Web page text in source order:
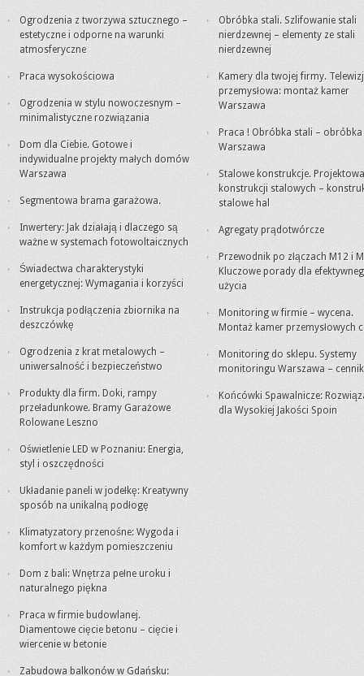
Ogrodzenia z tworzywa sztucznego –
estetyczne i odporne na warunki
atmosferyczne
Praca wysokościowa
Ogrodzenia w stylu nowoczesnym –
minimalistyczne rozwiązania
Dom dla Ciebie. Gotowe i
indywidualne projekty małych domów
Warszawa
Segmentowa brama garażowa.
Inwertery: Jak działają i dlaczego są
ważne w systemach fotowoltaicznych
Świadectwa charakterystyki
energetycznej: Wymagania i korzyści
Instrukcja podłączenia zbiornika na
deszczówkę
Ogrodzenia z krat metalowych –
uniwersalność i bezpieczeństwo
Produkty dla firm. Doki, rampy
przeładunkowe. Bramy Garażowe
Rolowane Leszno
Oświetlenie LED w Poznaniu: Energia,
styl i oszczędności
Układanie paneli w jodełkę: Kreatywny
sposób na unikalną podłogę
Klimatyzatory przenośne: Wygoda i
komfort w każdym pomieszczeniu
Dom z bali: Wnętrza pełne uroku i
naturalnego piękna
Praca w firmie budowlanej.
Diamentowe cięcie betonu – cięcie i
wiercenie w betonie
Zabudowa balkonów w Gdańsku:
Obróbka stali. Szlifowanie stali
nierdzewnej – elementy ze stali
nierdzewnej
Kamery dla twojej firmy.
przemysłowa: montaż kamer
Warszawa
Praca ! Obróbka stali – obróbka
Warszawa
Stalowe konstrukcje.
konstrukcji stalowych –
stalowe hal
Agregaty prądotwórcze
Przewodnik po złączach M12 i
Kluczowe porady dla
użycia
Monitoring w firmie – wycena.
Montaż kamer przemysłowych
Monitoring do sklepu. Systemy
monitoringu Warszawa – cennik
Końcówki Spawalnicze:
dla Wysokiej Jakości Spoin